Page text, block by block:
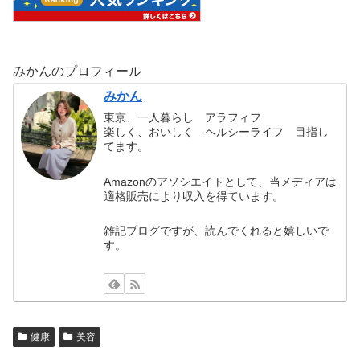
みかんのプロフィール
みかん
東京、一人暮らし アラフィフ
楽しく、おいしく ヘルシーライフ 目指し
てます。
Amazonのアソシエイトとして、当メディアは
適格販売により収入を得ています。
雑記ブログですが、読んでくれると嬉しいで
す。
健康 美容